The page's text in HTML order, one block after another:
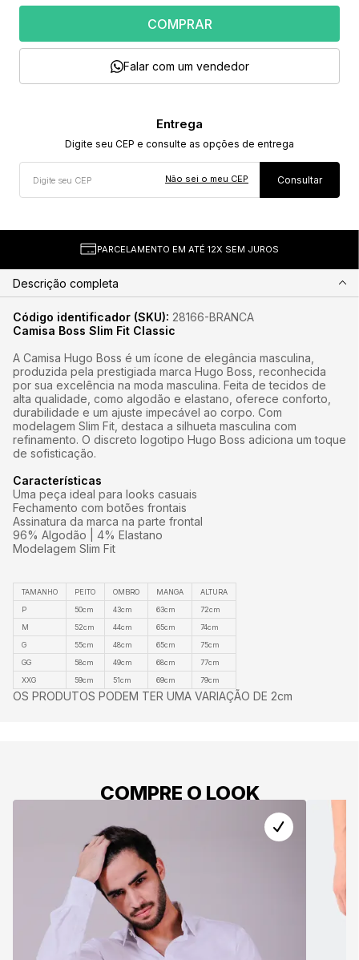
COMPRAR
Falar com um vendedor
Não sei o meu CEP
PARCELAMENTO EM ATÉ 12X SEM JUROS
Descrição completa
Código identificador (SKU): 28166-BRANCA
Camisa Boss Slim Fit Classic
A Camisa Hugo Boss é um ícone de elegância masculina,
produzida pela prestigiada marca Hugo Boss, reconhecida
por sua excelência na moda masculina. Feita de tecidos de
alta qualidade, como algodão e elastano, oferece conforto,
durabilidade e um ajuste impecável ao corpo. Com
modelagem Slim Fit, destaca a silhueta masculina com
refinamento. O discreto logotipo Hugo Boss adiciona um toque
de sofisticação.
Características
Uma peça ideal para looks casuais
Fechamento com botões frontais
Assinatura da marca na parte frontal
96% Algodão | 4% Elastano
Modelagem Slim Fit
TAMANHO PEITO OMBRO MANGA
ALTURA
P
50cm 43cm 63cm
72cm
M
52cm 44cm 65cm
74cm
G
55cm 48cm 65cm
75cm
GG
58cm 49cm 68cm
77cm
XXG
59cm 51cm 69cm 79cm
OS PRODUTOS PODEM TER UMA VARIAÇÃO DE 2cm
COMPRE O LOOK